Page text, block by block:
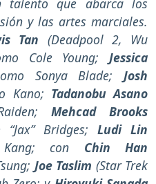
que abarca los
y las artes marciales.
Tan (Deadpool 2, Wu
Cole Young; Jessica
Sonya Blade; Josh
Kano; Tadanobu Asano
Mehcad Brooks
Bridges; Ludi Lin
Kang; con Chin Han
Joe Taslim (Star Trek